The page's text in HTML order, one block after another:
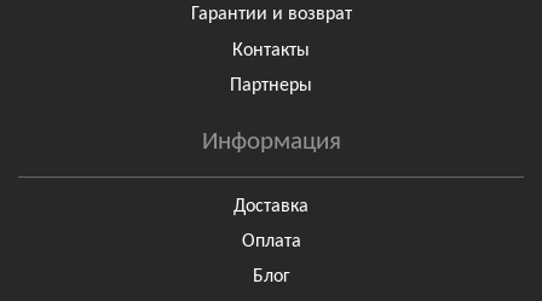
Гарантии и возврат
Контакты
Партнеры
Информация
Доставка
Оплата
Блог